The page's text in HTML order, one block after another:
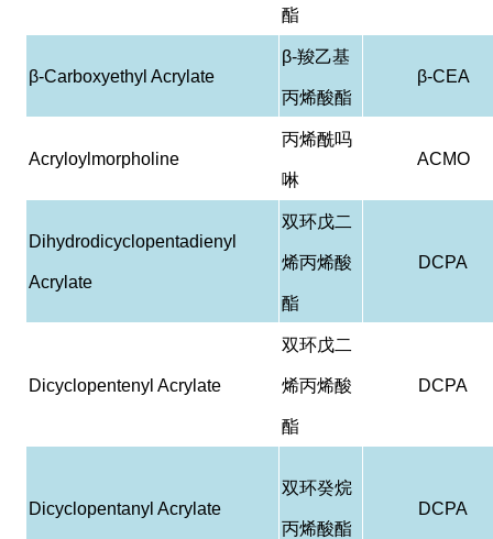
酯
β-Carboxyethyl Acrylate
β-羧乙基
丙烯酸酯
β-CEA
Acryloylmorpholine
丙烯酰吗
啉
ACMO
Dihydrodicyclopentadienyl
Acrylate
双环戊二
烯丙烯酸
酯
DCPA
Dicyclopentenyl Acrylate
双环戊二
烯丙烯酸
酯
DCPA
Dicyclopentanyl Acrylate
双环癸烷
丙烯酸酯
DCPA